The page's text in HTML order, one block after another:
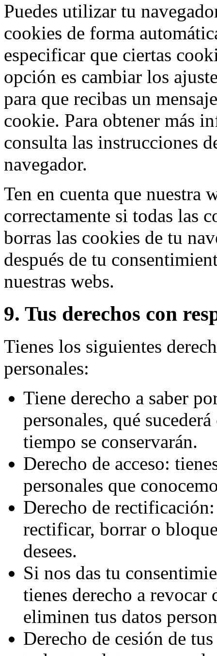
Puedes utilizar tu
cookies de forma
especificar que ciertas
opción es cambiar los
para que recibas un
cookie. Para obtener más
consulta las instrucciones
navegador.
Ten en cuenta que nuestra
correctamente si todas las
borras las cookies de tu
después de tu
nuestras webs.
9. Tus derechos con
Tienes los siguientes
personales:
Tiene derecho a saber
personales, qué
tiempo se conservarán.
Derecho de acceso:
personales que
Derecho de
rectificar, borrar o
desees.
Si nos das tu
tienes derecho a
eliminen tus datos
Derecho de cesión de